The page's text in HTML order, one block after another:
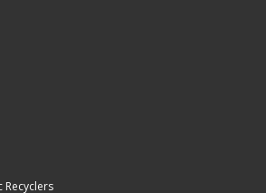
Recyclers